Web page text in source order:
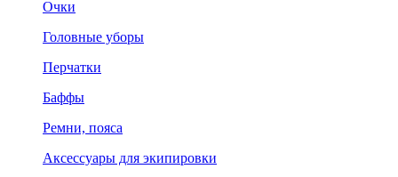
Очки
Головные уборы
Перчатки
Баффы
Ремни, пояса
Аксессуары для экипировки